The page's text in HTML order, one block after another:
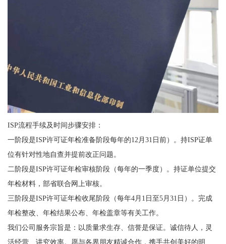
ISP流程手续及时间步骤安排：
一阶段是ISP许可证年检准备阶段每年的12月31日前）。持ISP证单
位有针对性地自查并提前改正问题。
二阶段是ISP许可证年检审核阶段（每年的一季度）。持证单位提交
年检材料，部省联合网上审核。
三阶段是ISP许可证年检收尾阶段（每年4月1日至5月31日）。完成
年检整改、年检结果公布、年检盖章等有关工作。
我们公司服务宗旨是：以质量求生存、信誉是保证。诚信待人，灵
活经营、讲究效率。愿与各界朋友精诚合作，携手共创美好的明